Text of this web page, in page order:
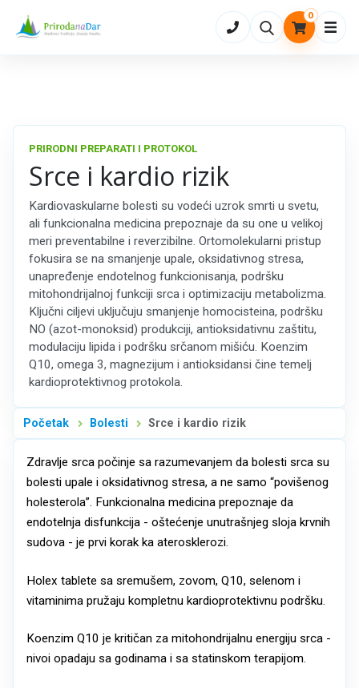
0
PRIRODNI PREPARATI I PROTOKOL
Srce i kardio rizik
Kardiovaskularne bolesti su vodeći uzrok smrti u svetu,
ali funkcionalna medicina prepoznaje da su one u velikoj
meri preventabilne i reverzibilne. Ortomolekularni pristup
fokusira se na smanjenje upale, oksidativnog stresa,
unapređenje endotelnog funkcionisanja, podršku
mitohondrijalnoj funkciji srca i optimizaciju metabolizma.
Ključni ciljevi uključuju smanjenje homocisteina, podršku
NO (azot-monoksid) produkciji, antioksidativnu zaštitu,
modulaciju lipida i podršku srčanom mišiću. Koenzim
Q10, omega 3, magnezijum i antioksidansi čine temelj
kardioprotektivnog protokola.
Početak Bolesti Srce i kardio rizik
Zdravlje srca počinje sa razumevanjem da bolesti srca su
bolesti upale i oksidativnog stresa, a ne samo “povišenog
holesterola”. Funkcionalna medicina prepoznaje da
endotelnja disfunkcija - oštećenje unutrašnjeg sloja krvnih
sudova - je prvi korak ka aterosklerozi.
Holex tablete sa sremušem, zovom, Q10, selenom i
vitaminima pružaju kompletnu kardioprotektivnu podršku.
Koenzim Q10 je kritičan za mitohondrijalnu energiju srca -
nivoi opadaju sa godinama i sa statinskom terapijom.